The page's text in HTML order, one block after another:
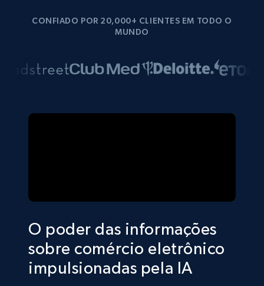
CONFIADO POR 20,000+ CLIENTES EM TODO O
MUNDO
O poder das informações
sobre comércio eletrônico
impulsionadas pela IA